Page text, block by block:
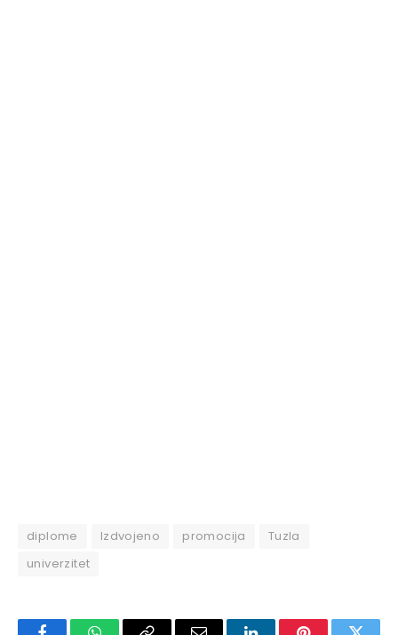
diplome Izdvojeno promocija
Tuzla
univerzitet